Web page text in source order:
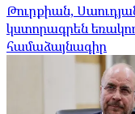
Թուրքիան,
կստորագրեն
համաձայնագիր